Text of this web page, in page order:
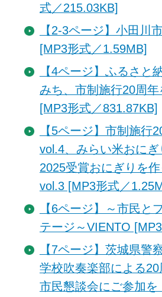
式／215.03KB]
【2-3ページ】小田川
[MP3形式／1.59MB]
【4ページ】ふるさと
みち、市制施行20周
[MP3形式／831.87KB]
【5ページ】市制施行
vol.4、みらい米おにぎ
2025受賞おにぎりを作
vol.3 [MP3形式／
【6ページ】～市民と
テージ～VIENTO
【7ページ】茨城県警
学校吹奏楽部による20
市民懇談会にご参加を